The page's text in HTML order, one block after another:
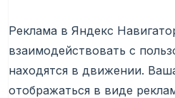
Реклама в Яндекс
взаимодействовать с
находятся в движении.
отображаться в виде